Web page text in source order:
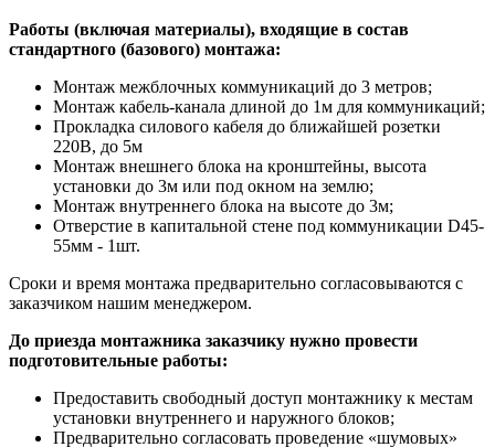
Работы (включая материалы), входящие в состав
стандартного (базового) монтажа:
Монтаж межблочных коммуникаций до 3 метров;
Монтаж кабель-канала длиной до 1м для коммуникаций;
Прокладка силового кабеля до ближайшей розетки
220В, до 5м
Монтаж внешнего блока на кронштейны, высота
установки до 3м или под окном на землю;
Монтаж внутреннего блока на высоте до 3м;
Отверстие в капитальной стене под коммуникации D45-
55мм - 1шт.
Сроки и время монтажа предварительно согласовываются с
заказчиком нашим менеджером.
До приезда монтажника заказчику нужно провести
подготовительные работы:
Предоставить свободный доступ монтажнику к местам
установки внутреннего и наружного блоков;
Предварительно согласовать проведение «шумовых»